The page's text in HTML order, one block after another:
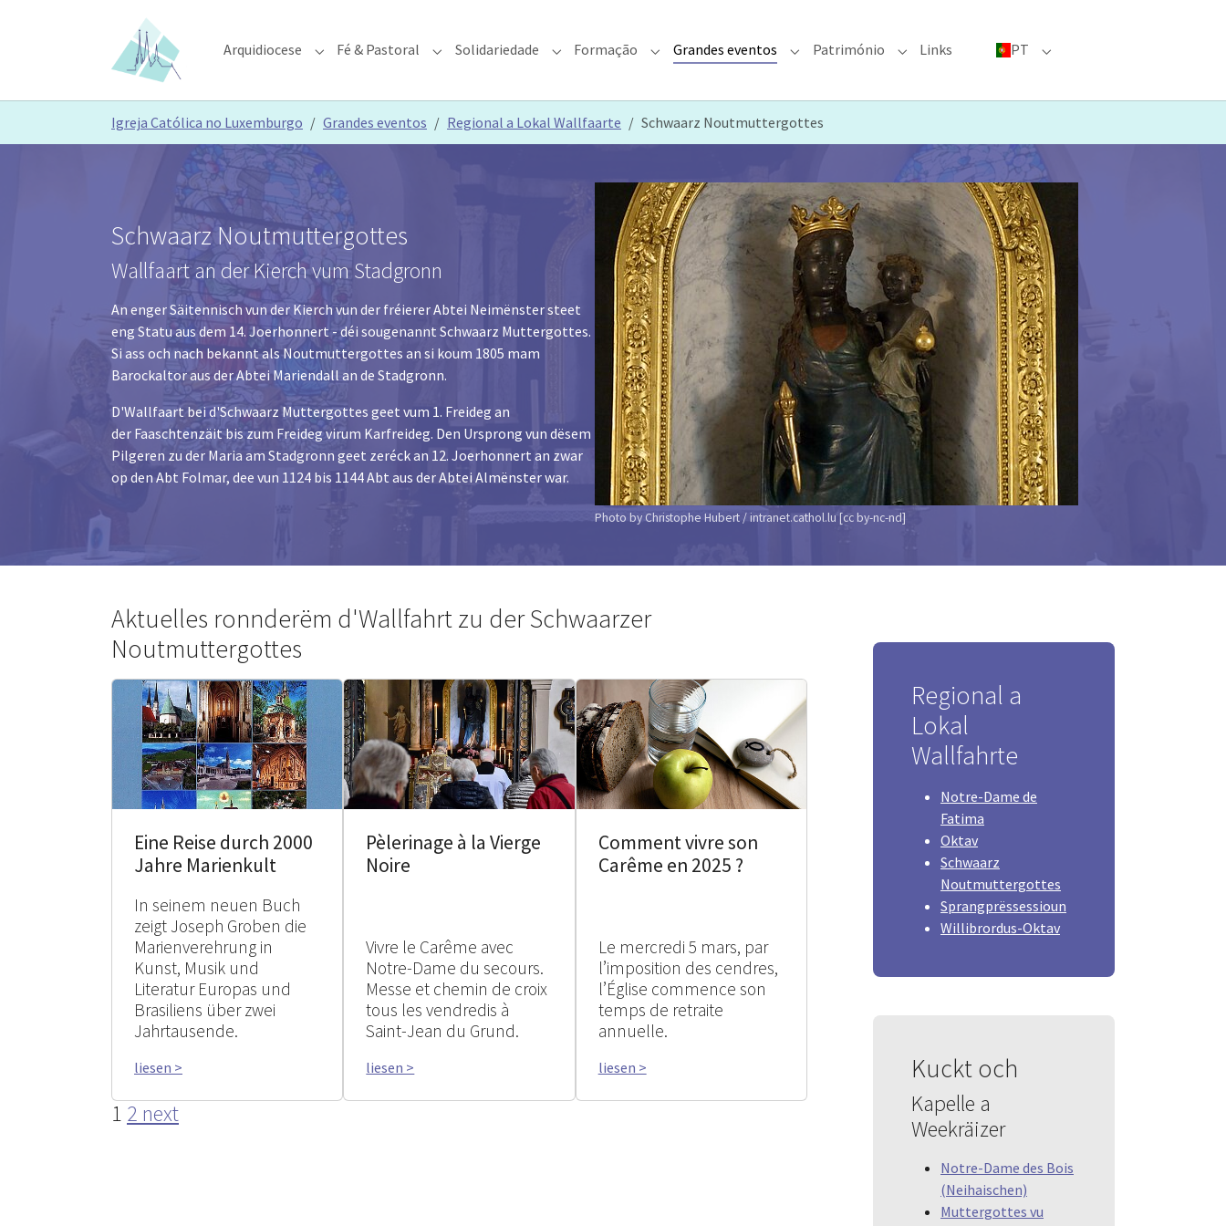
Arquidiocese Submenu for "Arquidiocese"
Fé & Pastoral Submenu for "Fé & Pastoral"
Solidariedade Submenu for "Solidariedade"
Formação Submenu for "Formação"
Grandes eventos Submenu for "Grandes eventos"
Património Submenu for "Património"
Links PT Submenu for "PT"
Igreja Católica no Luxemburgo Grandes eventos Regional a Lokal Wallfaarte Schwaarz Noutmuttergottes
Photo by Christophe Hubert / intranet.cathol.lu [cc by-nc-nd]
Schwaarz Noutmuttergottes
Wallfaart an der Kierch vum Stadgronn
An enger Säitennisch vun der Kierch vun der fréierer Abtei Neimënster steet
eng Statu aus dem 14. Joerhonnert - déi sougenannt Schwaarz Muttergottes.
Si ass och nach bekannt als Noutmuttergottes an si koum 1805 mam
Barockaltor aus der Abtei Mariendall an de Stadgronn.
D'Wallfaart bei d'Schwaarz Muttergottes geet vum 1. Freideg an
der Faaschtenzäit bis zum Freideg virum Karfreideg. Den Ursprong vun dësem
Pilgeren zu der Maria am Stadgronn geet zeréck an 12. Joerhonnert an zwar
op den Abt Folmar, dee vun 1124 bis 1144 Abt aus der Abtei Almënster war.
Aktuelles ronnderëm d'Wallfahrt zu der Schwaarzer
Noutmuttergottes
Eine Reise durch 2000
Jahre Marienkult
In seinem neuen Buch
zeigt Joseph Groben die
Marienverehrung in
Kunst, Musik und
Literatur Europas und
Brasiliens über zwei
Jahrtausende.
liesen >
Pèlerinage à la Vierge
Noire
Vivre le Carême avec
Notre-Dame du secours.
Messe et chemin de croix
tous les vendredis à
Saint-Jean du Grund.
liesen >
Comment vivre son
Carême en 2025 ?
Le mercredi 5 mars, par
l’imposition des cendres,
l’Église commence son
temps de retraite
annuelle.
liesen >
1 2 next
Regional a
Lokal
Wallfahrte
Notre-Dame de
Fatima
Oktav
Schwaarz
Noutmuttergottes
Sprangprëssessioun
Willibrordus-Oktav
Kuckt och
Kapelle a
Weekräizer
Notre-Dame des Bois
(Neihaischen)
Muttergottes vu